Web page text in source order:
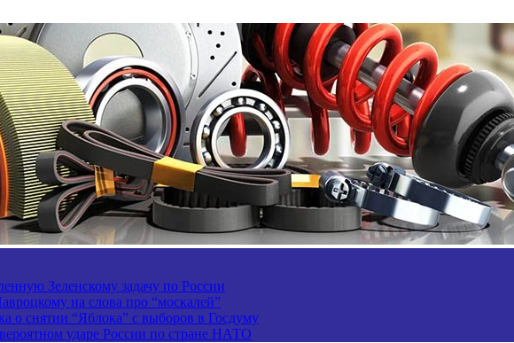
Зеленскому задачу по России
на слова про “москалей”
о снятии “Яблока” с выборов в Госдуму
ударе России по стране НАТО